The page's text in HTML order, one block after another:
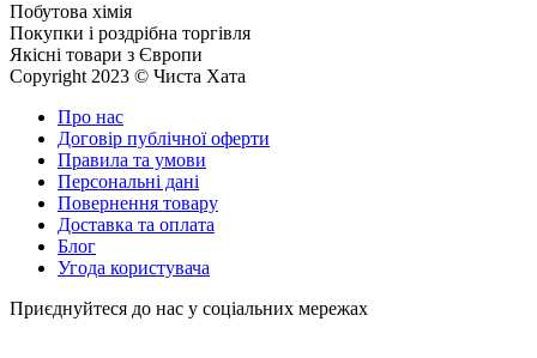
Побутова хімія
Покупки і роздрібна торгівля
Якісні товари з Європи
Copyright 2023 © Чиста Хата
Про нас
Договір публічної оферти
Правила та умови
Персональні дані
Повернення товару
Доставка та оплата
Блог
Угода користувача
Приєднуйтеся до нас у соціальних мережах